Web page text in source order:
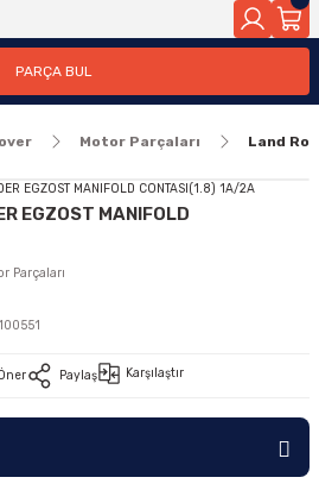
PARÇA BUL
Motor Parçaları Land
EGZOST MANIFOLD
Parçaları
Paylaş Karşılaştır